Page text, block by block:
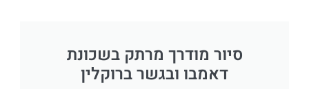
סיור מודרך מרתק בשכונת
דאמבו ובגשר ברוקלין